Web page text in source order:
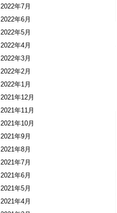
2022年7月
2022年6月
2022年5月
2022年4月
2022年3月
2022年2月
2022年1月
2021年12月
2021年11月
2021年10月
2021年9月
2021年8月
2021年7月
2021年6月
2021年5月
2021年4月